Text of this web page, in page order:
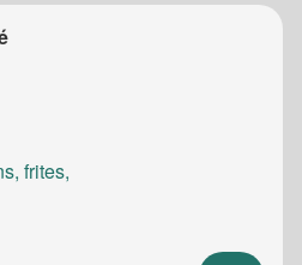
frites,